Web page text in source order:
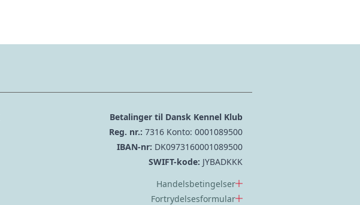
Betalinger til Dansk Kennel Klub
Reg. nr.: 7316 Konto: 0001089500
IBAN-nr: DK0973160001089500
SWIFT-kode: JYBADKKK
Handelsbetingelser
Fortrydelsesformular